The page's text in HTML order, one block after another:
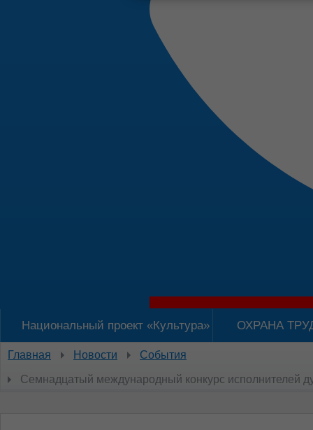
Национальный проект «Культура» ОХРАНА
Главная Новости События
Семнадцатый международный конкурс исполнителей